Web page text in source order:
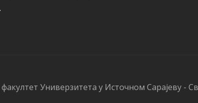
Универзитета у Источном Сарајеву -